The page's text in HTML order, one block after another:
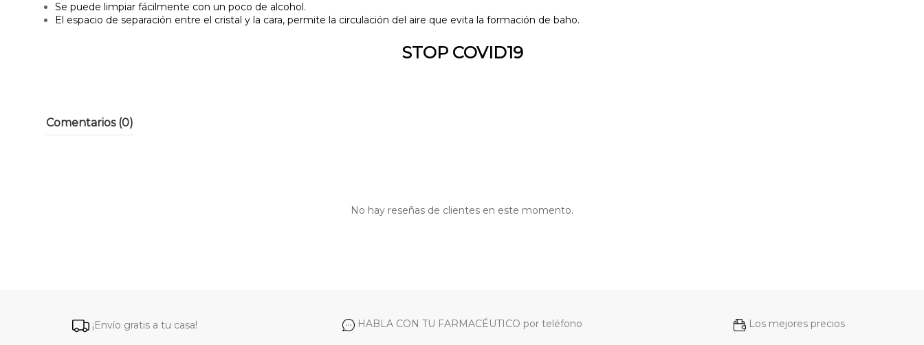
Se puede limpiar fácilmente con un poco de alcohol.
El espacio de separación entre el cristal y la cara, permite la circulación del aire que evita la formación de baho.
STOP COVID19
Comentarios (0)
No hay reseñas de clientes en este momento.
¡Envío gratis a tu casa! HABLA CON TU FARMACÉUTICO por teléfono Los mejores precios